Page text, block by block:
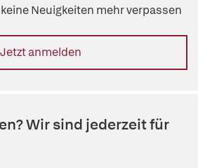
Neuigkeiten mehr verpassen
Jetzt anmelden
Wir sind jederzeit für